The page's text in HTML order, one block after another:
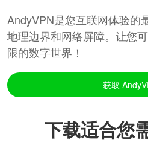
AndyVPN是您互联网体验的
地理边界和网络屏障。让您
限的数字世界！
获取
下载适合您